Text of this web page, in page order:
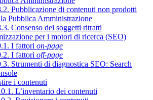
Pubblicazione di contenuti non prodotti
Pubblica Amministrazione
Consenso dei soggetti ritratti
per i motori di ricerca (SEO)
I fattori on-page
I fattori off-page
Strumenti di diagnostica SEO: Search
i contenuti
L’inventario dei contenuti